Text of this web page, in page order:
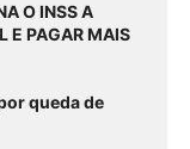
O INSS A
E PAGAR MAIS
queda de